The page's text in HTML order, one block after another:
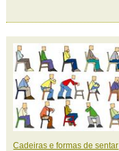
Cadeiras e formas de sentar